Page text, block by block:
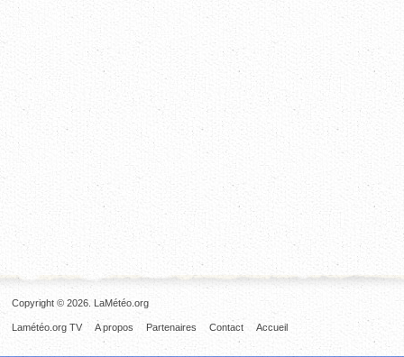
Copyright © 2026. LaMétéo.org
Accueil
Contact
Partenaires
A propos
Lamétéo.org TV